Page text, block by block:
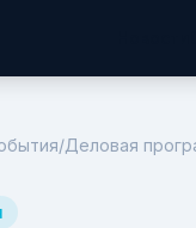
/Деловая